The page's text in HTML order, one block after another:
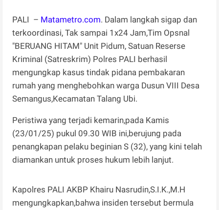
PALI – Matametro.com. Dalam langkah sigap dan
terkoordinasi, Tak sampai 1x24 Jam,Tim Opsnal
"BERUANG HITAM" Unit Pidum, Satuan Reserse
Kriminal (Satreskrim) Polres PALI berhasil
mengungkap kasus tindak pidana pembakaran
rumah yang menghebohkan warga Dusun VIII Desa
Semangus,Kecamatan Talang Ubi.
Peristiwa yang terjadi kemarin,pada Kamis
(23/01/25) pukul 09.30 WIB ini,berujung pada
penangkapan pelaku beginian S (32), yang kini telah
diamankan untuk proses hukum lebih lanjut.
Kapolres PALI AKBP Khairu Nasrudin,S.I.K.,M.H
mengungkapkan,bahwa insiden tersebut bermula